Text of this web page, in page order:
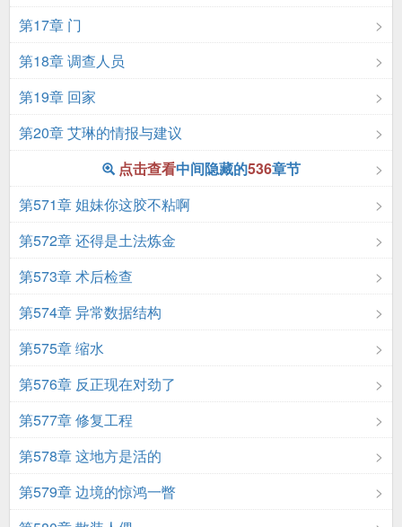
第17章 门
第18章 调查人员
第19章 回家
第20章 艾琳的情报与建议
点击查看中间隐藏的536章节
第571章 姐妹你这胶不粘啊
第572章 还得是土法炼金
第573章 术后检查
第574章 异常数据结构
第575章 缩水
第576章 反正现在对劲了
第577章 修复工程
第578章 这地方是活的
第579章 边境的惊鸿一瞥